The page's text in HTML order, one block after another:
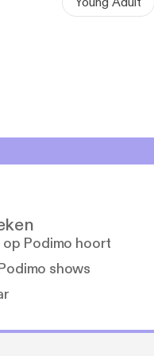
Inmiddels is
coming-of-
regelrechte
op Podimo hoort
shows